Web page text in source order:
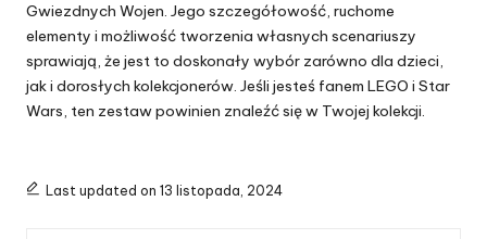
Gwiezdnych Wojen. Jego szczegółowość, ruchome
elementy i możliwość tworzenia własnych scenariuszy
sprawiają, że jest to doskonały wybór zarówno dla dzieci,
jak i dorosłych kolekcjonerów. Jeśli jesteś fanem LEGO i Star
Wars, ten zestaw powinien znaleźć się w Twojej kolekcji.
Last updated on 13 listopada, 2024